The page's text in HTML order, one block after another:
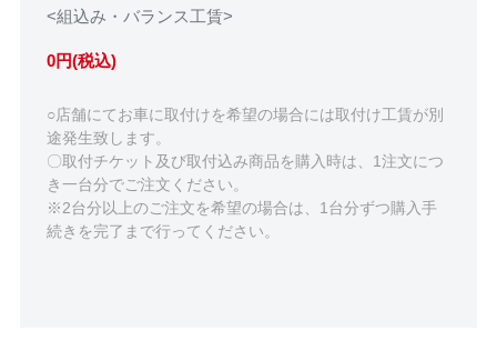
<組込み・バランス工賃>
0円(税込)
○店舗にてお車に取付けを希望の場合には取付け工賃が別
途発生致します。
〇取付チケット及び取付込み商品を購入時は、1注文につ
き一台分でご注文ください。
※2台分以上のご注文を希望の場合は、1台分ずつ購入手
続きを完了まで行ってください。